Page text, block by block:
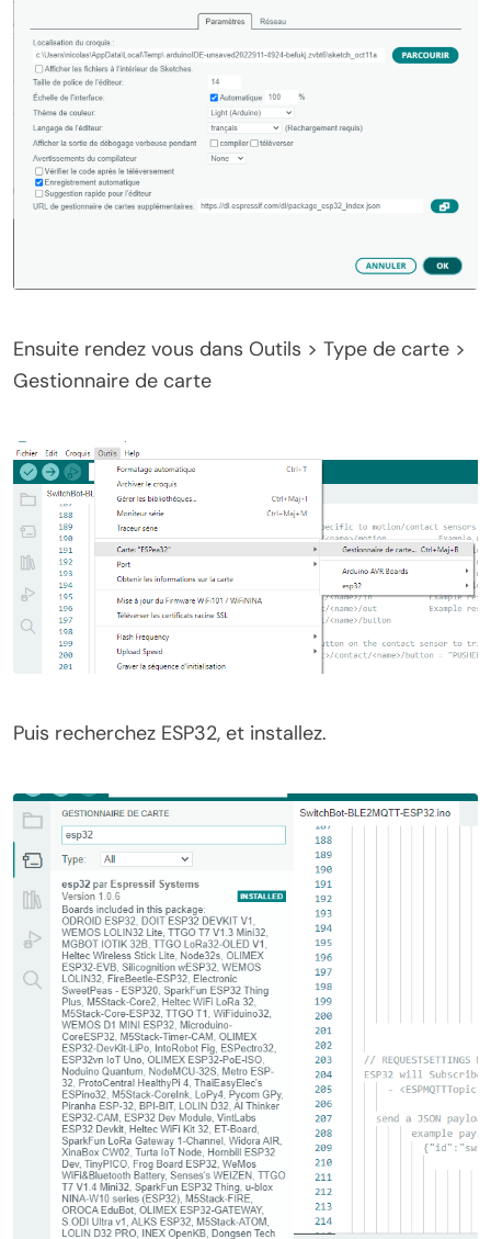
Ensuite rendez vous dans Outils > Type de carte >
Gestionnaire de carte
Puis recherchez ESP32, et installez.